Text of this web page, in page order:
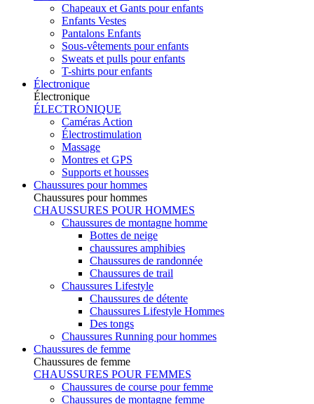
Chapeaux et Gants pour enfants
Enfants Vestes
Pantalons Enfants
Sous-vêtements pour enfants
Sweats et pulls pour enfants
T-shirts pour enfants
Électronique
Électronique
ÉLECTRONIQUE
Caméras Action
Électrostimulation
Massage
Montres et GPS
Supports et housses
Chaussures pour hommes
Chaussures pour hommes
CHAUSSURES POUR HOMMES
Chaussures de montagne homme
Bottes de neige
chaussures amphibies
Chaussures de randonnée
Chaussures de trail
Chaussures Lifestyle
Chaussures de détente
Chaussures Lifestyle Hommes
Des tongs
Chaussures Running pour hommes
Chaussures de femme
Chaussures de femme
CHAUSSURES POUR FEMMES
Chaussures de course pour femme
Chaussures de montagne femme